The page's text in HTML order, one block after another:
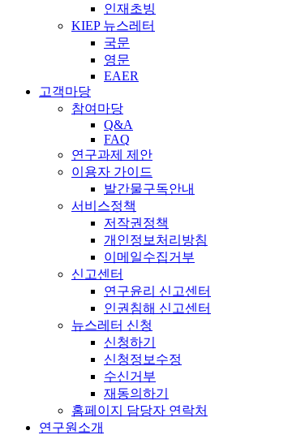
인재초빙
KIEP 뉴스레터
국문
영문
EAER
고객마당
참여마당
Q&A
FAQ
연구과제 제안
이용자 가이드
발간물구독안내
서비스정책
저작권정책
개인정보처리방침
이메일수집거부
신고센터
연구윤리 신고센터
인권침해 신고센터
뉴스레터 신청
신청하기
신청정보수정
수신거부
재동의하기
홈페이지 담당자 연락처
연구원소개